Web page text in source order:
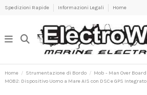
Spedizioni Rapide Informazioni Legali Home
Home Strumentazione di Bordo Mob - Man Over Board
MOB2: Dispositivo Uomo a Mare AIS con DSC e GPS Integrato